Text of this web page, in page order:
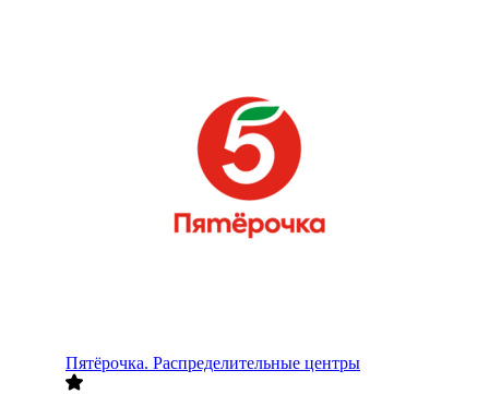
Пятёрочка. Распределительные центры